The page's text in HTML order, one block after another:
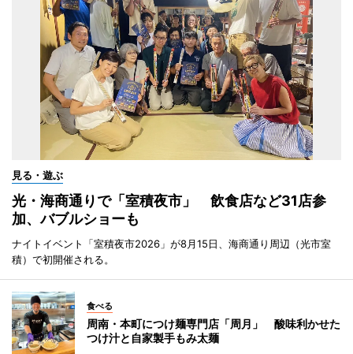
見る・遊ぶ
光・海商通りで「室積夜市」 飲食店など31店参
加、バブルショーも
ナイトイベント「室積夜市2026」が8月15日、海商通り周辺（光市室
積）で初開催される。
食べる
周南・本町につけ麺専門店「周月」 酸味利かせた
つけ汁と自家製手もみ太麺